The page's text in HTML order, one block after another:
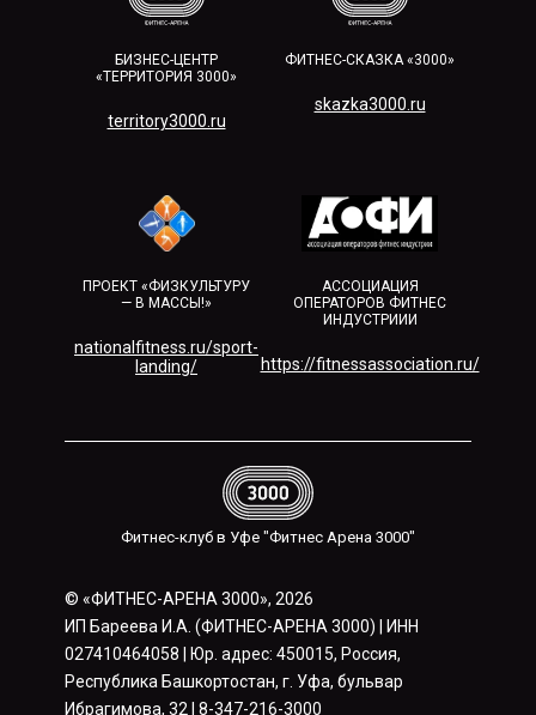
БИЗНЕС-ЦЕНТР
«ТЕРРИТОРИЯ 3000»
territory3000.ru​
ФИТНЕС-СКАЗКА «3000»
skazka3000.ru
ПРОЕКТ «ФИЗКУЛЬТУРУ
— В МАССЫ!»
nationalfitness.ru/sport-
landing/
АССОЦИАЦИЯ
ОПЕРАТОРОВ ФИТНЕС
ИНДУСТРИИИ
https://fitnessassociation.ru/
Фитнес-клуб в Уфе "Фитнес Арена 3000"
© «ФИТНЕС-АРЕНА 3000», 2026
ИП Бареева И.А. (ФИТНЕС-АРЕНА 3000) | ИНН
027410464058 | Юр. адрес: 450015, Россия,
Республика Башкортостан, г. Уфа, бульвар
Ибрагимова, 32 | 8-347-216-3000